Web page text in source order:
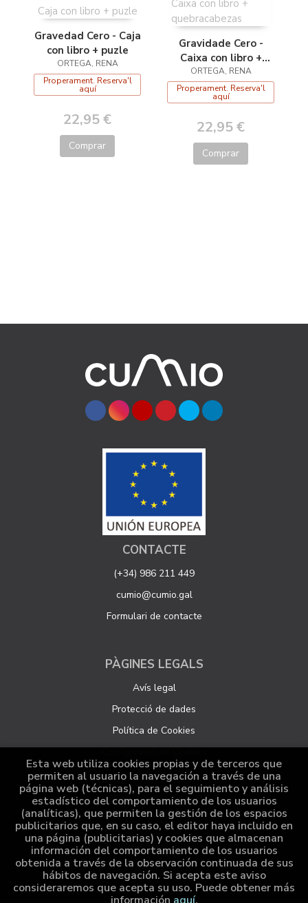
Gravedad Cero - Caja
con libro + puzle
ORTEGA, RENA
Properament. Reserva'l
aquí
22,95 €
Comprar
Gravidade Cero -
Caixa con libro +
quebracabezas
ORTEGA, RENA
Properament. Reserva'l
aquí
22,95 €
Comprar
CONTACTE
(+34) 986 211 449
cumio@cumio.gal
Formulari de contacte
PÀGINES LEGALS
Avís legal
Protecció de dades
Política de Cookies
ATENCIÓ AL CLIENT
Qui som
Comandes especials
Distribució
Esta web utiliza cookies propias y de terceros que
permiten al usuario la navegación a través de una
página web (técnicas), para el seguimiento y análisis
estadístico del comportamiento de los usuarios
(analíticas), que permiten la gestión de los espacios
publicitarios que, en su caso, el editor haya incluido en
una página (publicitarias) y cookies que almacenan
información del comportamiento de los usuarios
obtenida a través de la observación continuada de sus
hábitos de navegación. Si acepta este aviso
consideraremos que acepta su uso. Puede obtener más